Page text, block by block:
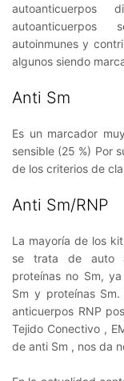
autoanticuerpos
autoanticuerpos
autoinmunes y
algunos siendo
Anti Sm
Es un marcador
sensible (25 %) Por
de los criterios de
Anti Sm/RNP
La mayoría de los
se trata de auto
proteínas no Sm,
Sm y proteínas
anticuerpos RNP
Tejido Conectivo ,
de anti Sm , nos da